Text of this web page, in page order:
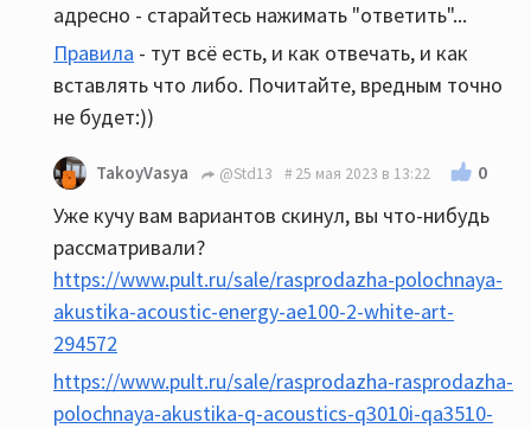
адресно - старайтесь нажимать "ответить"...
Правила - тут всё есть, и как отвечать, и как
вставлять что либо. Почитайте, вредным точно
не будет:))
TakoyVasya @Std13 25 мая 2023 в 13:22 0
Уже кучу вам вариантов скинул, вы что-нибудь
рассматривали?
https://www.pult.ru/sale/rasprodazha-polochnaya-
akustika-acoustic-energy-ae100-2-white-art-
294572
https://www.pult.ru/sale/rasprodazha-rasprodazha-
polochnaya-akustika-q-acoustics-q3010i-qa3510-